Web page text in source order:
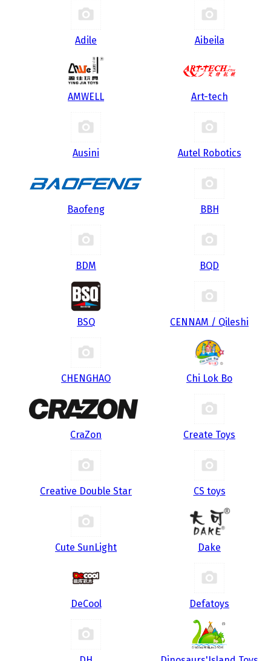
Adile Aibeila
AMWELL Art-tech
Ausini Autel Robotics
Baofeng BBH
BDM BQD
BSQ CENNAM / Qileshi
CHENGHAO Chi Lok Bo
CraZon Create Toys
Creative Double Star CS toys
Cute SunLight Dake
DeCool Defatoys